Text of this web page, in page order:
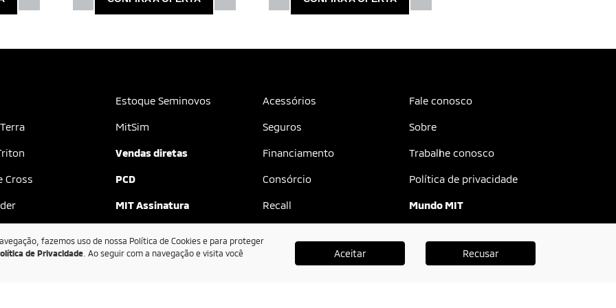
Cross
Estoque Seminovos
MitSim
Vendas diretas
PCD
MIT Assinatura
Agendar serviços
Acessórios
Seguros
Financiamento
Consórcio
Recall
MIT Itaú Platinum
Fale conosco
Sobre
Trabalhe conosco
Política de privacidade
Mundo MIT
fazemos uso de nossa Política de Cookies e para proteger
de Privacidade . Ao seguir com a navegação e visita você
Aceitar Recusar